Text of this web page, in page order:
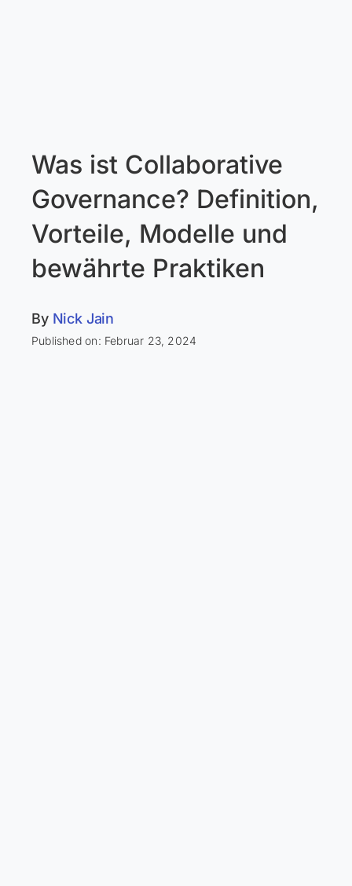
Was ist Collaborative
Governance? Definition,
Vorteile, Modelle und
bewährte Praktiken
By Nick Jain
Published on: Februar 23, 2024